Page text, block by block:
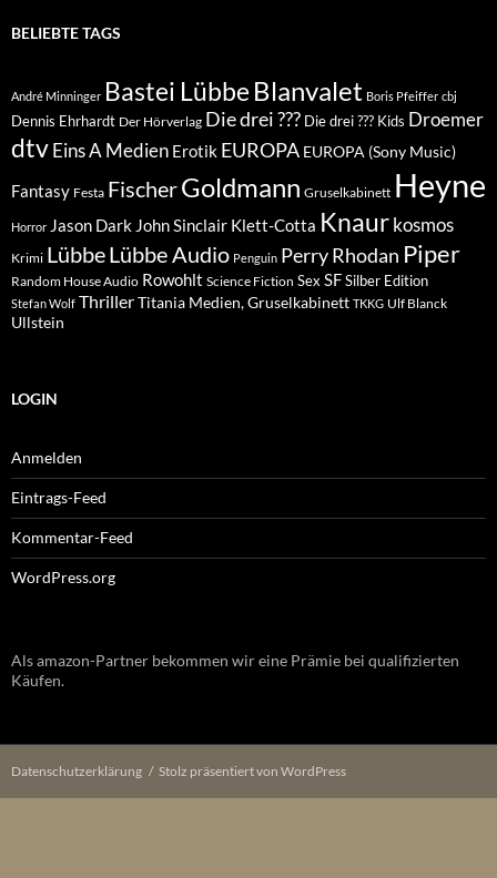
BELIEBTE TAGS
André Minninger Bastei Lübbe Blanvalet Boris Pfeiffer cbj
Dennis Ehrhardt Der Hörverlag Die drei ??? Die drei ??? Kids Droemer
dtvEins A Medien Erotik EUROPA EUROPA (Sony Music)
Fantasy Festa FischerGoldmann Gruselkabinett Heyne
Horror Jason Dark John Sinclair Klett-Cotta Knaur kosmos
Krimi LübbeLübbe Audio Penguin Perry Rhodan Piper
Random House Audio Rowohlt Science Fiction Sex SFSilber Edition
Stefan Wolf ThrillerTitania Medien, Gruselkabinett TKKG Ulf Blanck
Ullstein
LOGIN
Anmelden
Eintrags-Feed
Kommentar-Feed
WordPress.org
Als amazon-Partner bekommen wir eine Prämie bei qualifizierten
Käufen.
Datenschutzerklärung Stolz präsentiert von WordPress